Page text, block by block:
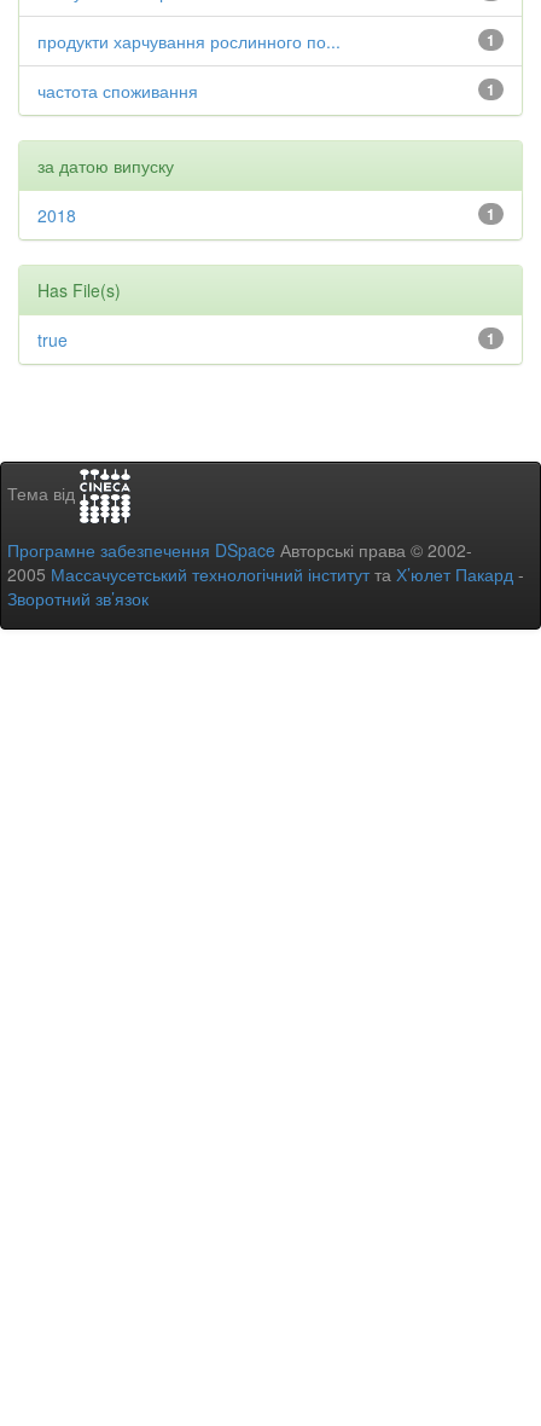
1
продукти харчування рослинного по...
1
частота споживання
за датою випуску
1
2018
Has File(s)
1
true
Тема від
Програмне забезпечення DSpace Авторські права © 2002-
2005 Массачусетський технологічний інститутта Х’юлет Пакард -
Зворотний зв’язок